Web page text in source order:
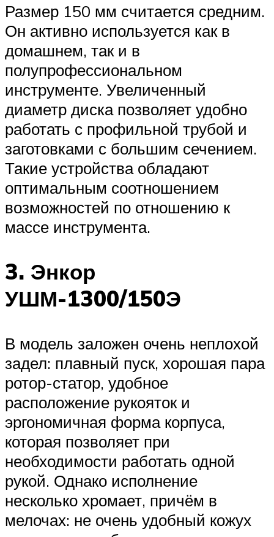
Размер 150 мм считается средним.
Он активно используется как в
домашнем, так и в
полупрофессиональном
инструменте. Увеличенный
диаметр диска позволяет удобно
работать с профильной трубой и
заготовками с большим сечением.
Такие устройства обладают
оптимальным соотношением
возможностей по отношению к
массе инструмента.
3. Энкор
УШМ-1300/150Э
В модель заложен очень неплохой
задел: плавный пуск, хорошая пара
ротор-статор, удобное
расположение рукояток и
эргономичная форма корпуса,
которая позволяет при
необходимости работать одной
рукой. Однако исполнение
несколько хромает, причём в
мелочах: не очень удобный кожух